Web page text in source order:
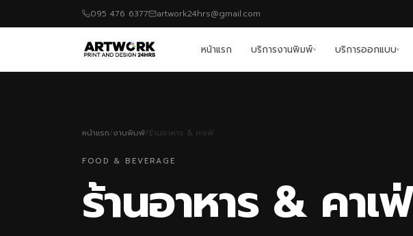
095 476 6377 artwork24hrs@gmail.com
หน้าแรก บริการงานพิมพ์▾ บริการออกแบบ▾
หน้าแรก/งานพิมพ์/ร้านอาหาร & คาเฟ่
FOOD & BEVERAGE
ร้านอาหาร & คาเฟ่